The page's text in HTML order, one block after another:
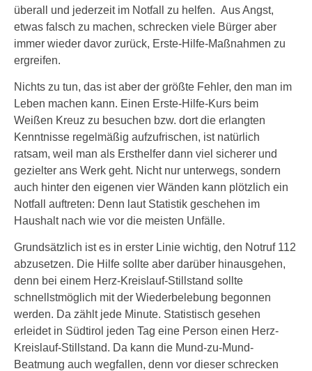
überall und jederzeit im Notfall zu helfen. Aus Angst,
etwas falsch zu machen, schrecken viele Bürger aber
immer wieder davor zurück, Erste-Hilfe-Maßnahmen zu
ergreifen.
Nichts zu tun, das ist aber der größte Fehler, den man im
Leben machen kann. Einen Erste-Hilfe-Kurs beim
Weißen Kreuz zu besuchen bzw. dort die erlangten
Kenntnisse regelmäßig aufzufrischen, ist natürlich
ratsam, weil man als Ersthelfer dann viel sicherer und
gezielter ans Werk geht. Nicht nur unterwegs, sondern
auch hinter den eigenen vier Wänden kann plötzlich ein
Notfall auftreten: Denn laut Statistik geschehen im
Haushalt nach wie vor die meisten Unfälle.
Grundsätzlich ist es in erster Linie wichtig, den Notruf 112
abzusetzen. Die Hilfe sollte aber darüber hinausgehen,
denn bei einem Herz-Kreislauf-Stillstand sollte
schnellstmöglich mit der Wiederbelebung begonnen
werden. Da zählt jede Minute. Statistisch gesehen
erleidet in Südtirol jeden Tag eine Person einen Herz-
Kreislauf-Stillstand. Da kann die Mund-zu-Mund-
Beatmung auch wegfallen, denn vor dieser schrecken